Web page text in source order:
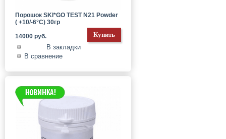
Порошок SKI*GO TEST N21 Powder
( +10/-6°С) 30гр
14000 руб.
В закладки
В сравнение